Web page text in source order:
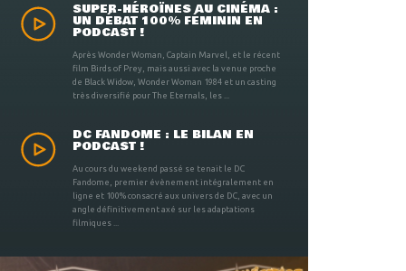
SUPER-HÉROÏNES AU CINÉMA :
UN DÉBAT 100% FÉMININ EN
PODCAST !
Après Wonder Woman, Captain Marvel, et le récent
film Birds of Prey, mais aussi avec la venue proche
de Black Widow, Wonder Woman 1984 et un casting
très diversifié pour The Eternals, les ...
DC FANDOME : LE BILAN EN
PODCAST !
Au cours du weekend passé se tenait le DC
Fandome, premier évènement intégralement en
ligne et 100% consacré aux univers de DC, avec un
angle définitivement axé sur les adaptations
filmiques ...